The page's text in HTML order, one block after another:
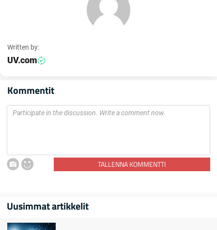
Written by:
UV.com
Kommentit
TALLENNA KOMMENTTI
Uusimmat artikkelit